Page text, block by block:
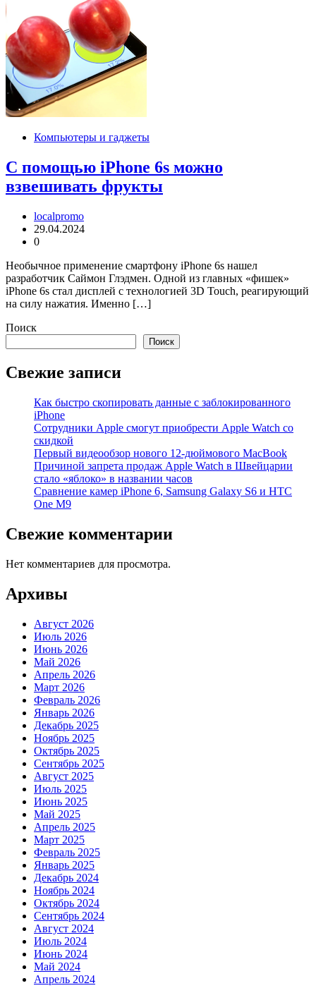
Компьютеры и гаджеты
С помощью iPhone 6s можно
взвешивать фрукты
localpromo
29.04.2024
0
Необычное применение смартфону iPhone 6s нашел
разработчик Саймон Глэдмен. Одной из главных «фишек»
iPhone 6s стал дисплей с технологией 3D Touch, реагирующий
на силу нажатия. Именно […]
Поиск
Поиск
Свежие записи
Как быстро скопировать данные с заблокированного
iPhone
Сотрудники Apple смогут приобрести Apple Watch со
скидкой
Первый видеообзор нового 12-дюймового MacBook
Причиной запрета продаж Apple Watch в Швейцарии
стало «яблоко» в названии часов
Cравнение камер iPhone 6, Samsung Galaxy S6 и HTC
One M9
Свежие комментарии
Нет комментариев для просмотра.
Архивы
Август 2026
Июль 2026
Июнь 2026
Май 2026
Апрель 2026
Март 2026
Февраль 2026
Январь 2026
Декабрь 2025
Ноябрь 2025
Октябрь 2025
Сентябрь 2025
Август 2025
Июль 2025
Июнь 2025
Май 2025
Апрель 2025
Март 2025
Февраль 2025
Январь 2025
Декабрь 2024
Ноябрь 2024
Октябрь 2024
Сентябрь 2024
Август 2024
Июль 2024
Июнь 2024
Май 2024
Апрель 2024